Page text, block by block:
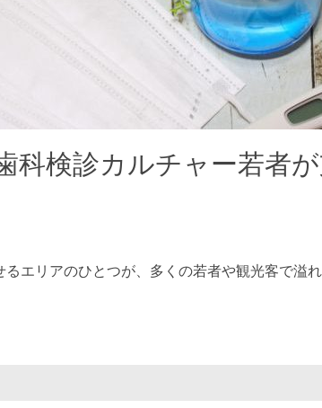
科検診カルチャー若者
エリアのひとつが、多くの若者や観光客で溢